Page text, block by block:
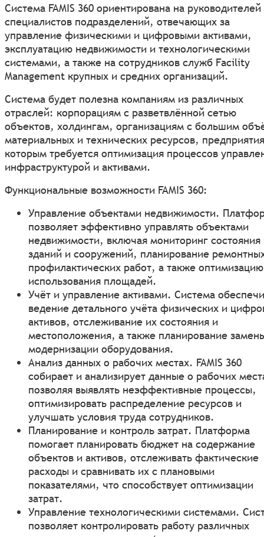
Система FAMIS 360 ориентирована на руководителей
специалистов подразделений, отвечающих за
управление физическими и цифровыми активами,
эксплуатацию недвижимости и технологическими
системами, а также на сотрудников служб Facility
Management крупных и средних организаций.
Система будет полезна компаниям из различных
отраслей: корпорациям с разветвлённой сетью
объектов, холдингам, организациям с большим
материальных и технических ресурсов,
которым требуется оптимизация процессов
инфраструктурой и активами.
Функциональные возможности FAMIS 360:
Управление объектами недвижимости.
позволяет эффективно управлять объектами
недвижимости, включая мониторинг состояния
зданий и сооружений, планирование
профилактических работ, а также оптимизацию
использования площадей.
Учёт и управление активами. Система
ведение детального учёта физических и
активов, отслеживание их состояния и
местоположения, а также планирование
модернизации оборудования.
Анализ данных о рабочих местах. FAMIS 360
собирает и анализирует данные о рабочих
позволяя выявлять неэффективные процессы,
оптимизировать распределение ресурсов и
улучшать условия труда сотрудников.
Планирование и контроль затрат. Платформа
помогает планировать бюджет на содержание
объектов и активов, отслеживать фактические
расходы и сравнивать их с плановыми
показателями, что способствует оптимизации
затрат.
Управление технологическими системами.
позволяет контролировать работу различных